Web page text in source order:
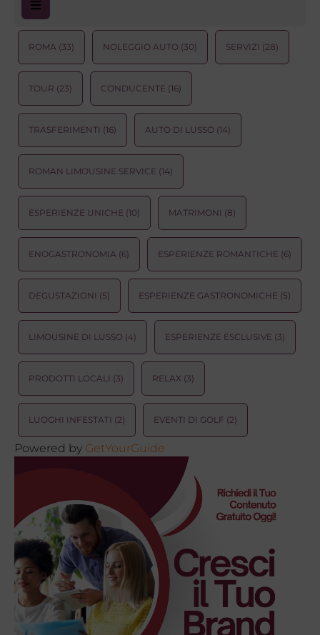
ROMA (33) NOLEGGIO AUTO (30) SERVIZI (28)
TOUR (23) CONDUCENTE (16)
TRASFERIMENTI (16) AUTO DI LUSSO (14)
ROMAN LIMOUSINE SERVICE (14)
ESPERIENZE UNICHE (10) MATRIMONI (8)
ENOGASTRONOMIA (6) ESPERIENZE ROMANTICHE (6)
DEGUSTAZIONI (5) ESPERIENZE GASTRONOMICHE (5)
LIMOUSINE DI LUSSO (4) ESPERIENZE ESCLUSIVE (3)
PRODOTTI LOCALI (3) RELAX (3)
LUOGHI INFESTATI (2) EVENTI DI GOLF (2)
Powered by GetYourGuide